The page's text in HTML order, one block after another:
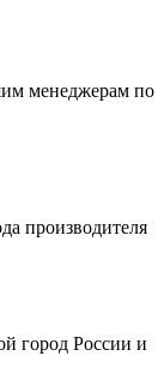
менеджерам по
производителя
город России и